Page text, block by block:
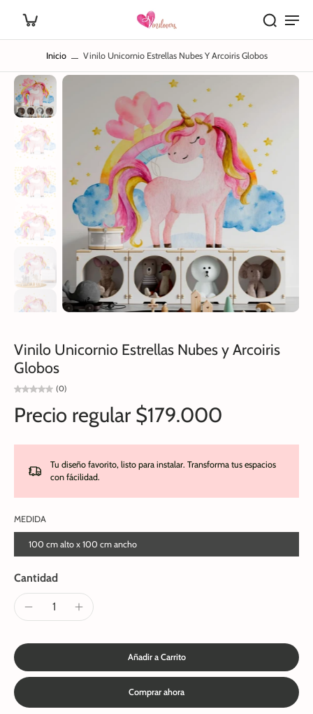
Inicio Vinilo Unicornio Estrellas Nubes Y Arcoiris Globos
Vinilo Unicornio Estrellas Nubes y Arcoiris
Globos
(0)
Precio regular $179.000
Tu diseño favorito, listo para instalar. Transforma tus espacios
con fácilidad.
MEDIDA
100 cm alto x 100 cm ancho
Cantidad
Añadir a Carrito
Comprar ahora